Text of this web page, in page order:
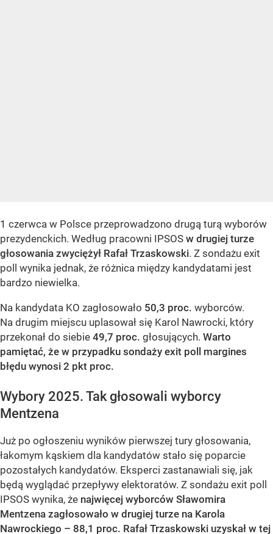
1 czerwca w Polsce przeprowadzono drugą turą wyborów
prezydenckich. Według pracowni IPSOS w drugiej turze
głosowania zwyciężył Rafał Trzaskowski. Z sondażu exit
poll wynika jednak, że różnica między kandydatami jest
bardzo niewielka.
Na kandydata KO zagłosowało 50,3 proc. wyborców.
Na drugim miejscu uplasował się Karol Nawrocki, który
przekonał do siebie 49,7 proc. głosujących. Warto
pamiętać, że w przypadku sondaży exit poll margines
błędu wynosi 2 pkt proc.
Wybory 2025. Tak głosowali wyborcy
Mentzena
Już po ogłoszeniu wyników pierwszej tury głosowania,
łakomym kąskiem dla kandydatów stało się poparcie
pozostałych kandydatów. Eksperci zastanawiali się, jak
będą wyglądać przepływy elektoratów. Z sondażu exit poll
IPSOS wynika, że najwięcej wyborców Sławomira
Mentzena zagłosowało w drugiej turze na Karola
Nawrockiego – 88,1 proc. Rafał Trzaskowski uzyskał w tej